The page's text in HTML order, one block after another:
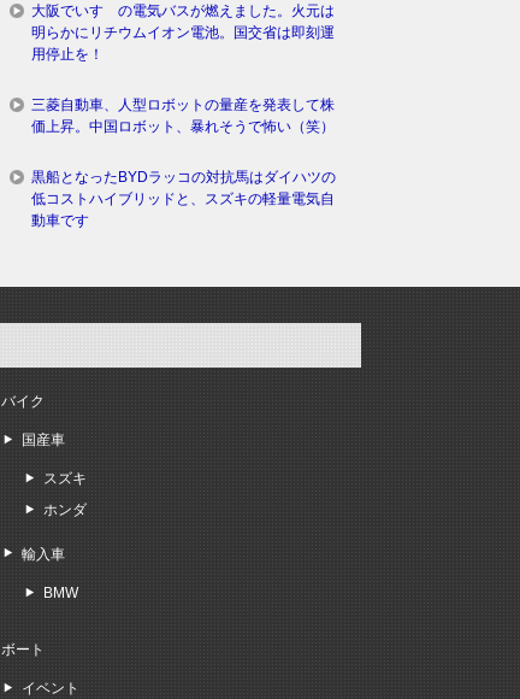
大阪でいすゞの電気バスが燃えました。火元は
明らかにリチウムイオン電池。国交省は即刻運
用停止を！
三菱自動車、人型ロボットの量産を発表して株
価上昇。中国ロボット、暴れそうで怖い（笑）
黒船となったBYDラッコの対抗馬はダイハツの
低コストハイブリッドと、スズキの軽量電気自
動車です
バイク
国産車
スズキ
ホンダ
輸入車
BMW
ボート
イベント